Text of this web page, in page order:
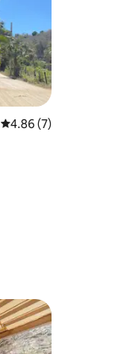
Calificación
4.86 (7)